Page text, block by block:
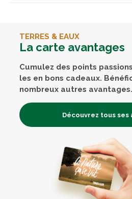
TERRES & EAUX
La carte avantages
Cumulez des points
les en bons cadeaux.
nombreux autres avantages.
Découvrez tous ses